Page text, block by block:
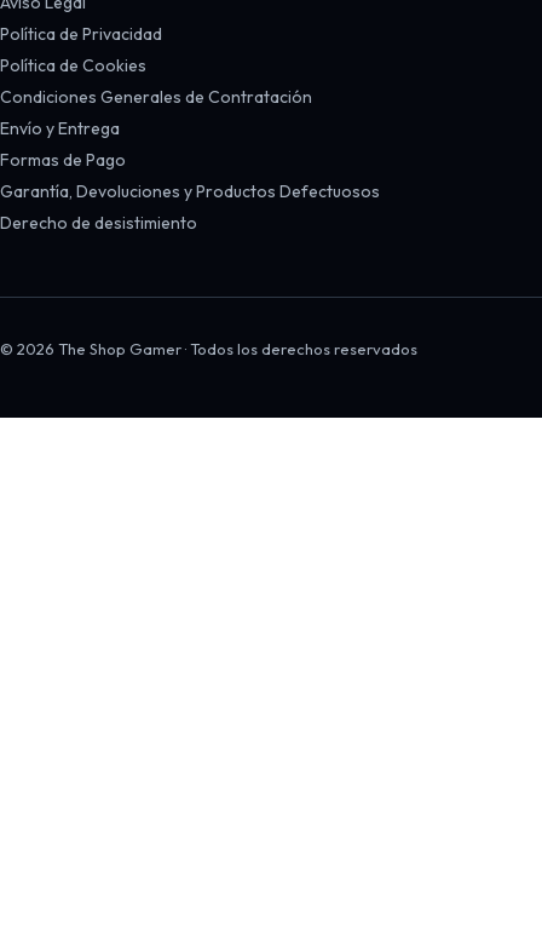
Política de Privacidad
Política de Cookies
Condiciones Generales de Contratación
Envío y Entrega
Formas de Pago
Garantía, Devoluciones y Productos Defectuosos
Derecho de desistimiento
© 2026 The Shop Gamer · Todos los derechos reservados